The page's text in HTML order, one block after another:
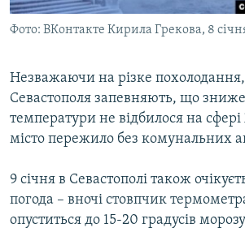
Фото: ВКонтакте Кирила Грекова, 8
Незважаючи на різке
Севастополя запевняють, що
температури не відбилося на
місто пережило без комунальних
9 січня в Севастополі також
погода – вночі стовпчик
опуститься до 15-20 градусів